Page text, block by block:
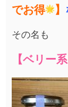
でお得
】
その名も
【ベリー